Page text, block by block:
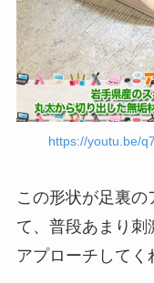
https://youtu.be/
この形状が足裏の
て、普段あまり刺
アプローチしてく